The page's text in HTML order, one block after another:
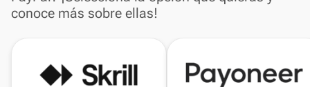
conoce más sobre ellas!